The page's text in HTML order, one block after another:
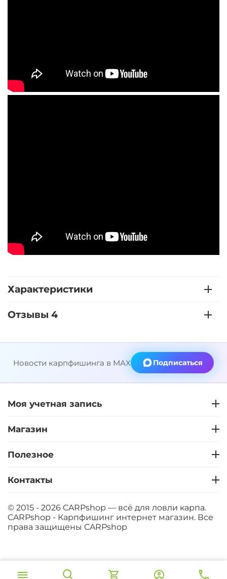
Характеристики
Отзывы 4
Новости карпфишинга в MAX Подписаться
Моя учетная запись
Магазин
Полезное
Контакты
© 2015 - 2026 CARPshop — всё для ловли карпа.
CARPshop - Карпфишинг интернет магазин. Все
права защищены CARPshop
‍8 067‍ В корзину